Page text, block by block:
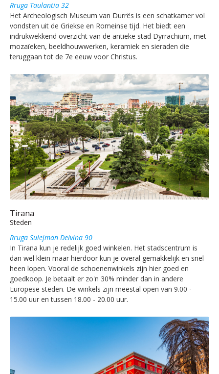
Rruga Taulantia 32
Het Archeologisch Museum van Durrës is een schatkamer vol
vondsten uit de Griekse en Romeinse tijd. Het biedt een
indrukwekkend overzicht van de antieke stad Dyrrachium, met
mozaïeken, beeldhouwwerken, keramiek en sieraden die
teruggaan tot de 7e eeuw voor Christus.
Tirana
Steden
Rruga Sulejman Delvina 90
In Tirana kun je redelijk goed winkelen. Het stadscentrum is
dan wel klein maar hierdoor kun je overal gemakkelijk en snel
heen lopen. Vooral de schoenenwinkels zijn hier goed en
goedkoop. Je betaalt er zo'n 30% minder dan in andere
Europese steden. De winkels zijn meestal open van 9.00 -
15.00 uur en tussen 18.00 - 20.00 uur.